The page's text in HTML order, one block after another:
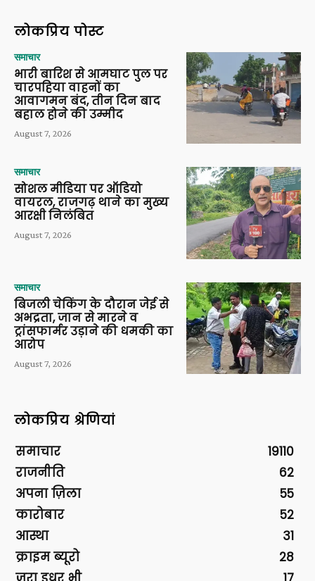
लोकप्रिय पोस्ट
समाचार
भारी बारिश से आमघाट पुल पर
चारपहिया वाहनों का
आवागमन बंद, तीन दिन बाद
बहाल होने की उम्मीद
August 7, 2026
समाचार
सोशल मीडिया पर ऑडियो
वायरल, राजगढ़ थाने का मुख्य
आरक्षी निलंबित
August 7, 2026
समाचार
बिजली चेकिंग के दौरान जेई से
अभद्रता, जान से मारने व
ट्रांसफार्मर उड़ाने की धमकी का
आरोप
August 7, 2026
लोकप्रिय श्रेणियां
समाचार
19110
राजनीति
62
अपना ज़िला
55
कारोबार
52
आस्था
31
क्राइम ब्यूरो
28